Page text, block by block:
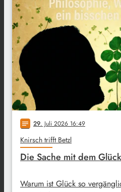
notes 29. Juli 2026 16:49
Knirsch trifft Betzl
Die Sache mit dem Glück
Warum ist Glück so